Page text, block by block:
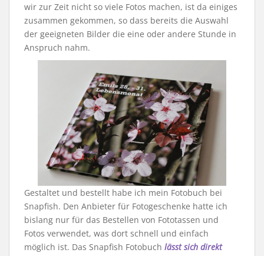
wir zur Zeit nicht so viele Fotos machen, ist da einiges
zusammen gekommen, so dass bereits die Auswahl
der geeigneten Bilder die eine oder andere Stunde in
Anspruch nahm.
Gestaltet und bestellt habe ich mein Fotobuch bei
Snapfish. Den Anbieter für Fotogeschenke hatte ich
bislang nur für das Bestellen von Fototassen und
Fotos verwendet, was dort schnell und einfach
möglich ist. Das Snapfish Fotobuch lässt sich direkt